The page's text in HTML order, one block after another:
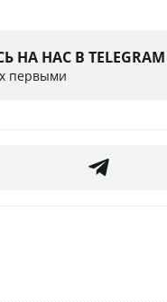
НАС В TELEGRAM
первыми